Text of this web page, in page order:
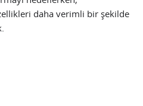
daha verimli bir şekilde